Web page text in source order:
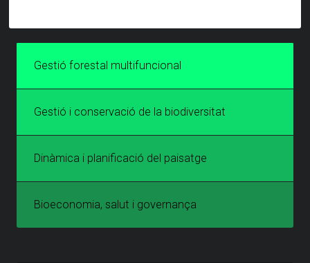
Gestió forestal multifuncional
Gestió i conservació de la biodiversitat
Dinàmica i planificació del paisatge
Bioeconomia, salut i governança